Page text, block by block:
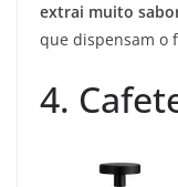
extrai muito
que dispensam o
4.